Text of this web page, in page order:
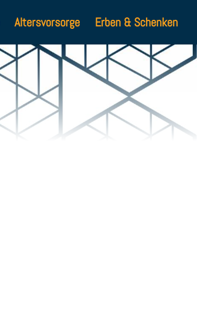
Altersvorsorge Erben & Schenken